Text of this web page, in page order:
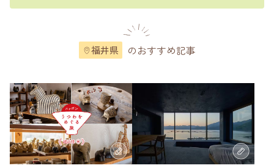
福井県 のおすすめ記事